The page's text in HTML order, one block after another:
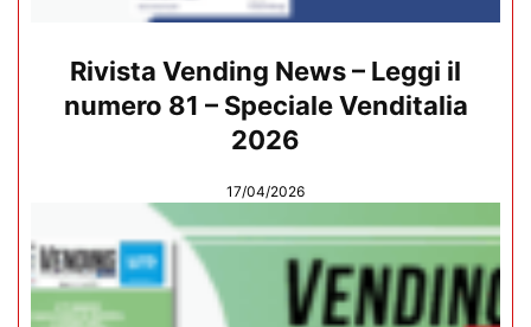
Rivista Vending News – Leggi il
numero 81 – Speciale Venditalia
2026
17/04/2026